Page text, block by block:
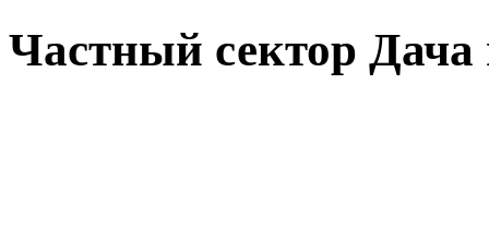
Частный сектор Дача